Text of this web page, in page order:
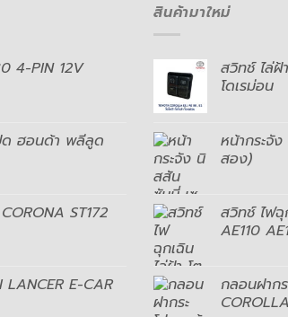
4-PIN 12V
ด ฮอนด้า พลีลูด
ST172
LANCER E-CAR
สินค้ามาใหม่
สวิทช์ ไล่ฝ้
โดเรม่อน
หน้ากระจั
สอง)
สวิทช์ ไฟฉุ
AE110
กลอนฝากร